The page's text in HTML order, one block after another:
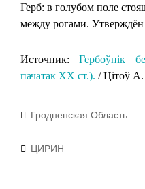
Герб: в голубом поле
между рогами.
Источник:Гербоўнік
пачатак XX ст.). / Цітоў А.
Рубрики
Гродненская Область
Метки
ЦИРИН